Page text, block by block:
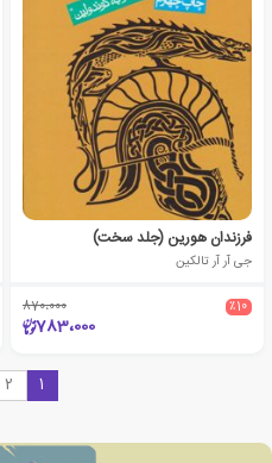
فرزندان هورین (جلد سخت)
جی آر آر تالکین
٪10 870،000
783،000
1
2